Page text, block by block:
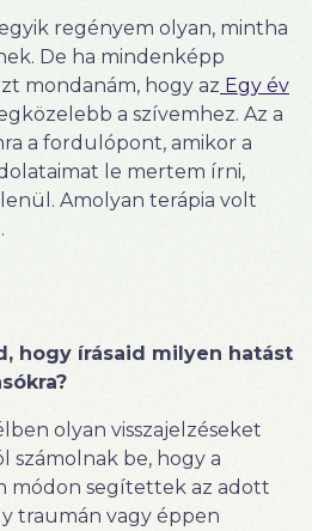
regényem olyan, mintha
De ha mindenképp
mondanám, hogy az Egy év
a szívemhez. Az a
a fordulópont, amikor a
le mertem írni,
Amolyan terápia volt
hogy írásaid milyen hatást
olyan visszajelzéseket
számolnak be, hogy a
módon segítettek az adott
traumán vagy éppen